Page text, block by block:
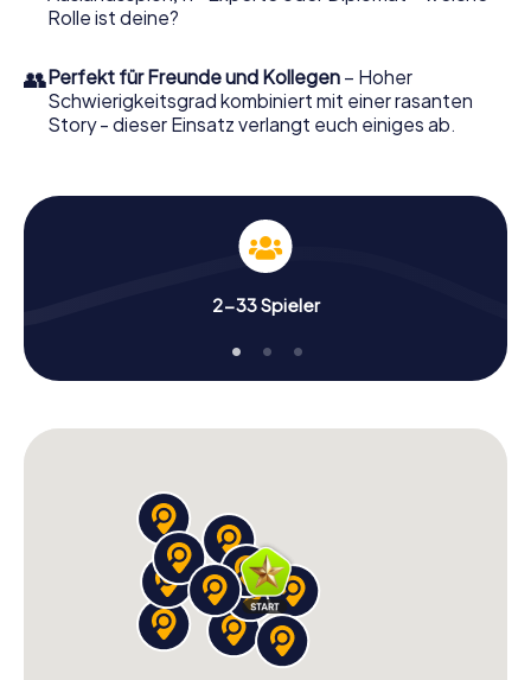
Rolle ist deine?
👥Perfekt für Freunde und Kollegen – Hoher
Schwierigkeitsgrad kombiniert mit einer rasanten
Story - dieser Einsatz verlangt euch einiges ab.
2-33 Spieler